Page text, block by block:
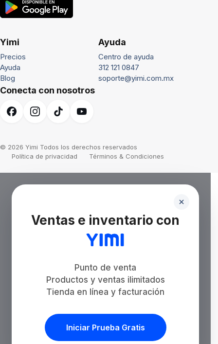
Yimi
Precios
Ayuda
Blog
Ayuda
Centro de ayuda
312 121 0847
soporte@yimi.com.mx
Conecta con nosotros
© 2026 Yimi Todos los derechos reservados
Política de privacidad
Términos & Condiciones
Ventas e inventario con
Punto de venta
Productos y ventas ilimitados
Tienda en línea y facturación
Iniciar Prueba Gratis